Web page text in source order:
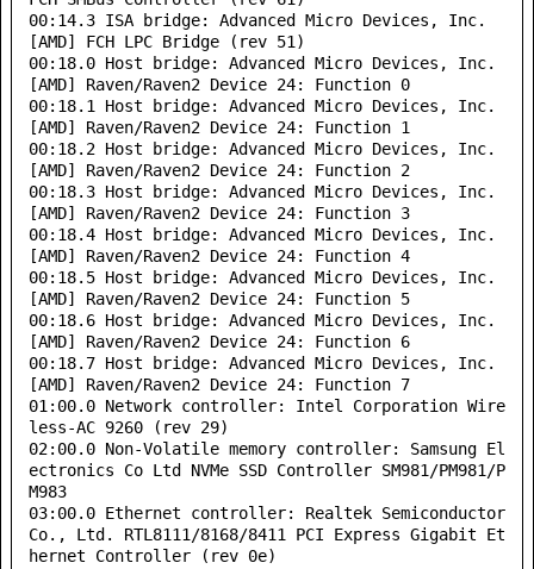
00:14.3 ISA bridge: Advanced Micro Devices, Inc.
[AMD] FCH LPC Bridge (rev 51)
00:18.0 Host bridge: Advanced Micro Devices, Inc.
[AMD] Raven/Raven2 Device 24: Function 0
00:18.1 Host bridge: Advanced Micro Devices, Inc.
[AMD] Raven/Raven2 Device 24: Function 1
00:18.2 Host bridge: Advanced Micro Devices, Inc.
[AMD] Raven/Raven2 Device 24: Function 2
00:18.3 Host bridge: Advanced Micro Devices, Inc.
[AMD] Raven/Raven2 Device 24: Function 3
00:18.4 Host bridge: Advanced Micro Devices, Inc.
[AMD] Raven/Raven2 Device 24: Function 4
00:18.5 Host bridge: Advanced Micro Devices, Inc.
[AMD] Raven/Raven2 Device 24: Function 5
00:18.6 Host bridge: Advanced Micro Devices, Inc.
[AMD] Raven/Raven2 Device 24: Function 6
00:18.7 Host bridge: Advanced Micro Devices, Inc.
[AMD] Raven/Raven2 Device 24: Function 7
01:00.0 Network controller: Intel Corporation Wire
less-AC 9260 (rev 29)
02:00.0 Non-Volatile memory controller: Samsung El
ectronics Co Ltd NVMe SSD Controller SM981/PM981/P
M983
03:00.0 Ethernet controller: Realtek Semiconductor
Co., Ltd. RTL8111/8168/8411 PCI Express Gigabit Et
hernet Controller (rev 0e)